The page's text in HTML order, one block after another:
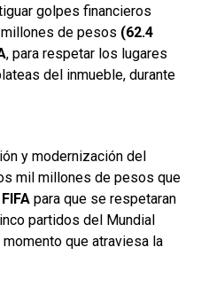
golpes financieros
de pesos (62.4
, para respetar los lugares
del inmueble, durante
y modernización del
mil millones de pesos que
FIFA para que se respetaran
partidos del Mundial
que atraviesa la